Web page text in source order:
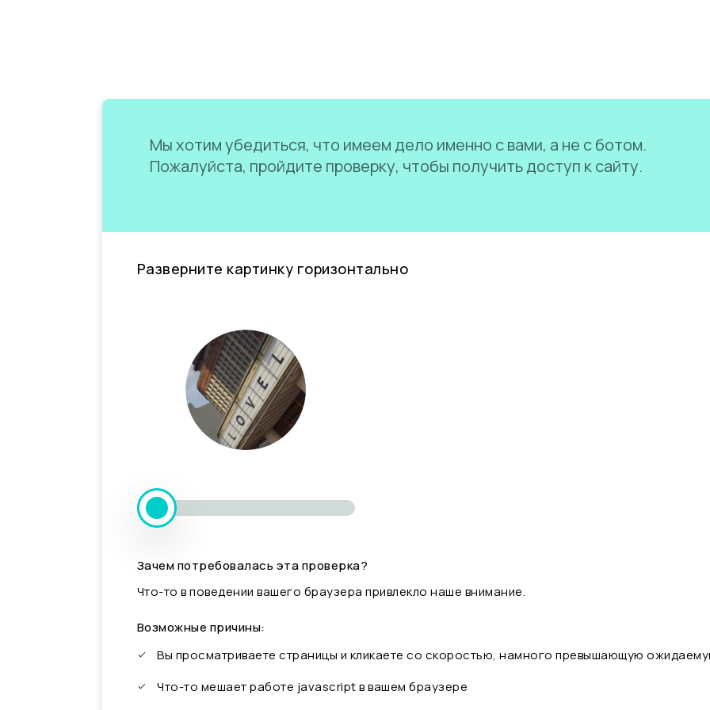
Мы хотим убедиться, что имеем дело именно с вами, а не с ботом.
Пожалуйста, пройдите проверку, чтобы получить доступ к сайту.
Разверните картинку горизонтально
Зачем потребовалась эта проверка?
Что-то в поведении вашего браузера привлекло наше внимание.
Возможные причины:
Вы просматриваете страницы и кликаете со скоростью, намного превышающую
Что-то мешает работе javascript в вашем браузере